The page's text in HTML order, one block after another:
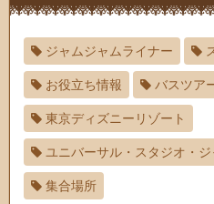
ジャムジャムライナー
お役立ち情報
バスツア
東京ディズニーリゾート
ユニバーサル・スタジオ・
集合場所